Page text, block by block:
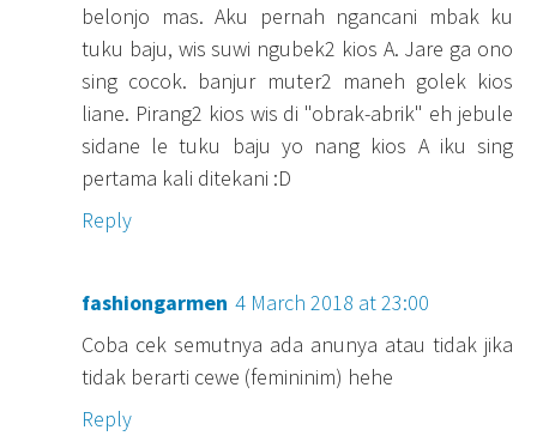
belonjo mas. Aku pernah ngancani mbak ku
tuku baju, wis suwi ngubek2 kios A. Jare ga ono
sing cocok. banjur muter2 maneh golek kios
liane. Pirang2 kios wis di "obrak-abrik" eh jebule
sidane le tuku baju yo nang kios A iku sing
pertama kali ditekani :D
Reply
fashiongarmen 4 March 2018 at 23:00
Coba cek semutnya ada anunya atau tidak jika
tidak berarti cewe (femininim) hehe
Reply